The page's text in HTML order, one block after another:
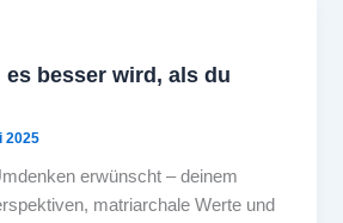
es besser wird, als du
2025
erwünscht – deinem
matriarchale Werte und